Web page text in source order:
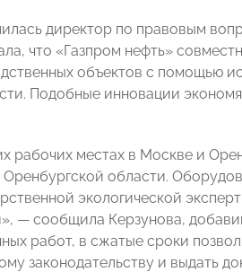
директор по правовым
что «Газпром нефть»
объектов с помощью
Подобные инновации
рабочих местах в Москве и
области.
экологической
— сообщила Керзунова,
работ, в сжатые сроки
законодательству и выдать